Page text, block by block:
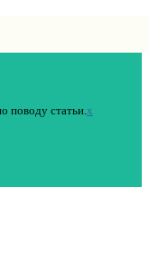
поводу статьи. x